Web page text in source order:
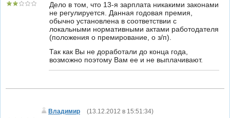
Дело в том, что 13-я зарплата никакими законами
не регулируется. Данная годовая премия,
обычно установлена в соответствии с
локальными нормативными актами работодателя
(положения о премирование, о з/п).
Так как Вы не доработали до конца года,
возможно поэтому Вам ее и не выплачивают.
Владимир (13.12.2012 в 15:51:34)